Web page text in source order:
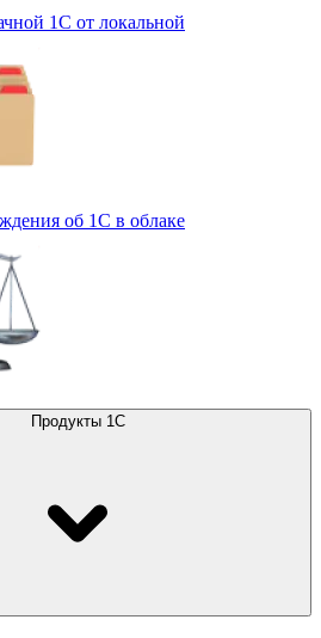
1С от локальной
об 1С в облаке
Продукты 1С